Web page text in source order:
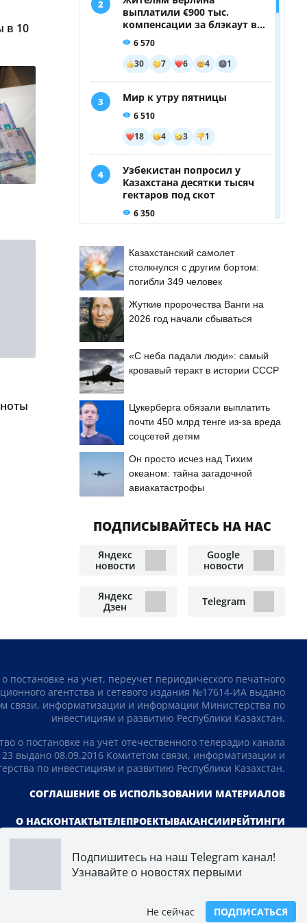
в 10
Казахстанский самолет
столкнулся с другим бортом:
погибли 349 человек
Жуткие пророчества Ванги на
2026 год начали сбываться
«С неба падали люди»: самый
кровавый теракт в истории СССР
Цукерберга обязали выплатить
почти 450 млрд тенге из-за вреда
соцсетей детям
Он просто исчез над Тихим
океаном: тайна загадочной
авиакатастрофы
ПОДПИСЫВАЙТЕСЬ НА НАС
Яндекс
новости
Google
новости
Яндекс
Дзен
Telegram
постановке на учет, переучет периодического печатного
агентства и сетевого издания №17614-ИА выдано
связи, информатизации и информации Министерства по
инвестициям и развитию Республики Казахстан.
о постановке на учет отечественного телерадио канала
выдано 08.09.2016 Комитетом связи, информатизации и
по инвестициям и развитию Республики Казахстан.
СОГЛАШЕНИЕ ОБ ИСПОЛЬЗОВАНИИ МАТЕРИАЛОВ
О НАСКОНТАКТЫТЕЛЕПРОЕКТЫВАКАНСИИРЕЙТИНГИ
Подпишитесь на наш Telegram канал!
Узнавайте о новостях первыми
ПОДПИСАТЬСЯ
Не сейчас